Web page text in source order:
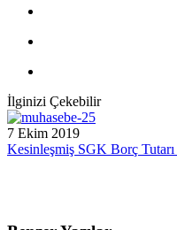
İlginizi Çekebilir
7 Ekim 2019
Kesinleşmiş SGK Borç Tutarı